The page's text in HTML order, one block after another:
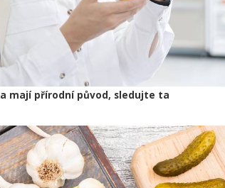
mají přírodní původ, sledujte ta